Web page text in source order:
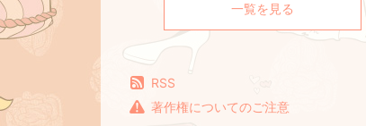
一覧を見る
RSS
著作権についてのご注意